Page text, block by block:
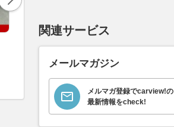
ダイハツ ムーヴキャン
ーツシフト
支払総額
関連サービス
メールマガジン
メルマガ登録でcarview!の
最新情報をcheck!